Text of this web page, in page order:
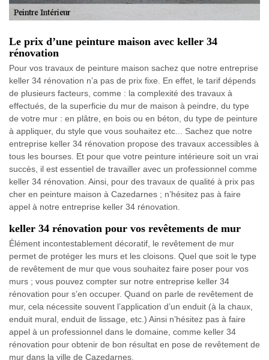
Le prix d’une peinture maison avec keller 34
rénovation
Pour vos travaux de peinture maison sachez que notre entreprise
keller 34 rénovation n’a pas de prix fixe. En effet, le tarif dépends
de plusieurs facteurs, comme : la complexité des travaux à
effectués, de la superficie du mur de maison à peindre, du type
de votre mur : en plâtre, en bois ou en béton, du type de peinture
à appliquer, du style que vous souhaitez etc... Sachez que notre
entreprise keller 34 rénovation propose des travaux accessibles à
tous les bourses. Et pour que votre peinture intérieure soit un vrai
succès, il est essentiel de travailler avec un professionnel comme
keller 34 rénovation. Ainsi, pour des travaux de qualité à prix pas
cher en peinture maison à Cazedarnes ; n’hésitez pas à faire
appel à notre entreprise keller 34 rénovation.
keller 34 rénovation pour vos revêtements de mur
Élément incontestablement décoratif, le revêtement de mur
permet de protéger les murs et les cloisons. Quel que soit le type
de revêtement de mur que vous souhaitez faire poser pour vos
murs ; vous pouvez compter sur notre entreprise keller 34
rénovation pour s’en occuper. Quand on parle de revêtement de
mur, cela nécessite souvent l’application d’un enduit (à la chaux,
enduit mural, enduit de lissage, etc.) Ainsi n’hésitez pas à faire
appel à un professionnel dans le domaine, comme keller 34
rénovation pour obtenir de bon résultat en pose de revêtement de
mur dans la ville de Cazedarnes.